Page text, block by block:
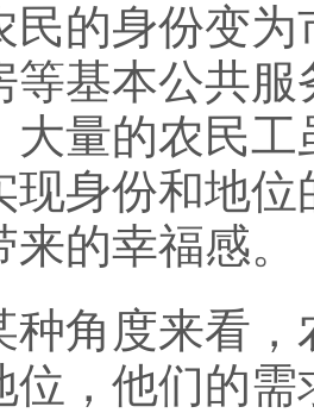
民的身份变
等基本公共
大量的农民
现身份和地
的幸福感。
度来看，
位，他们的